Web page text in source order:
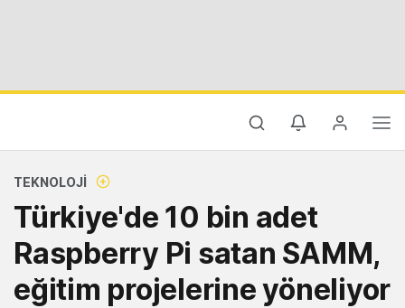
TEKNOLOJI
Türkiye'de 10 bin adet
Raspberry Pi satan SAMM,
eğitim projelerine yöneliyor